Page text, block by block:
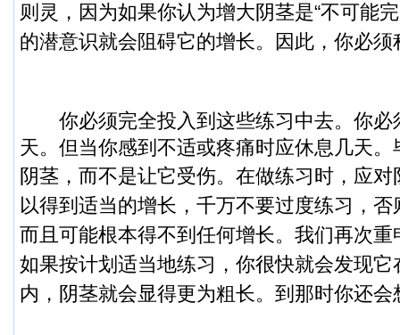
则灵，因为如果你认为增大阴茎是“不可能
的潜意识就会阻碍它的增长。因此，你必须
你必须完全投入到这些练习中去。你必
天。但当你感到不适或疼痛时应休息几天
阴茎，而不是让它受伤。 在做练习时，应
以得到适当的增长，千万不要过度练习，
而且可能根本得不到任何增长。我们再次
如果按计划适当地练习，你很快就会发现
内，阴茎就会显得更为粗长。到那时你还会